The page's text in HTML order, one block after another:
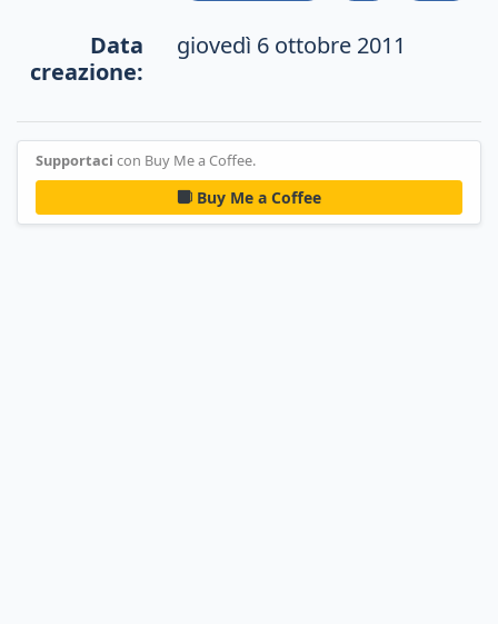
Data
creazione:
giovedì 6 ottobre 2011
Supportaci con Buy Me a Coffee.
Buy Me a Coffee